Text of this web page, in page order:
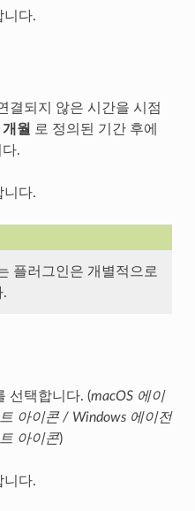
다.
결되지 않은 시간을 시점
개월
로 정의된 기간 후에
.
다.
플러그인은 개별적으로
.
선택합니다. (macOS 에이
아이콘 / Windows 에이전
아이콘)
다.